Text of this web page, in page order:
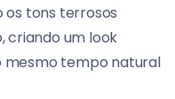
tons terrosos
criando um look
mesmo tempo natural